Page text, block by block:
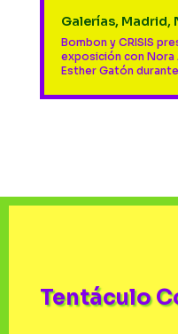
Galerías, Madrid,
Bombon y CRISIS
exposición con Nora
Esther Gatón
Tentáculo